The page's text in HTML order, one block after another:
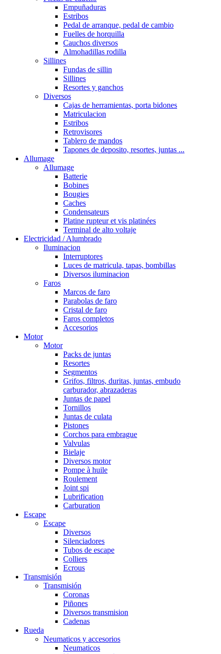
Empuñaduras
Estribos
Pedal de arranque, pedal de cambio
Fuelles de horquilla
Cauchos diversos
Almohadillas rodilla
Sillines
Fundas de sillin
Sillines
Resortes y ganchos
Diversos
Cajas de herramientas, porta bidones
Matriculacion
Estribos
Retrovisores
Tablero de mandos
Tapones de deposito, resortes, juntas ...
Allumage
Allumage
Batterie
Bobines
Bougies
Caches
Condensateurs
Platine rupteur et vis platinées
Terminal de alto voltaje
Electricidad / Alumbrado
Iluminacion
Interruptores
Luces de matricula, tapas, bombillas
Diversos iluminacion
Faros
Marcos de faro
Parabolas de faro
Cristal de faro
Faros completos
Accesorios
Motor
Motor
Packs de juntas
Resortes
Segmentos
Grifos, filtros, duritas, juntas, embudo
carburador, abrazaderas
Juntas de papel
Tornillos
Juntas de culata
Pistones
Corchos para embrague
Valvulas
Bielaje
Diversos motor
Pompe à huile
Roulement
Joint spi
Lubrification
Carburation
Escape
Escape
Diversos
Silenciadores
Tubos de escape
Colliers
Ecrous
Transmisión
Transmisión
Coronas
Piñones
Diversos transmision
Cadenas
Rueda
Neumaticos y accesorios
Neumaticos